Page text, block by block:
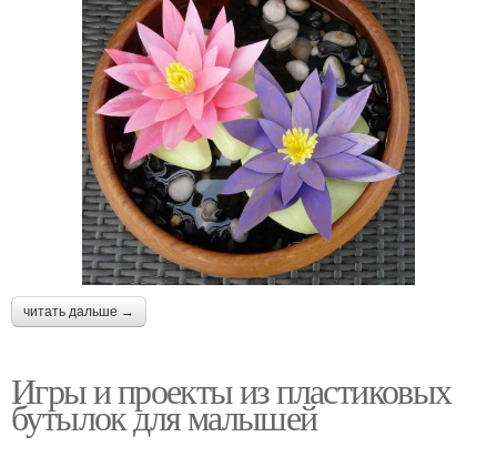
читать дальше →
Игры и проекты из пластиковых
бутылок для малышей